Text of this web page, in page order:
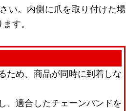
い。内側に爪を取り付けた場
す。
ため、商品が同時に到着しな
、適合したチェーンバンドを